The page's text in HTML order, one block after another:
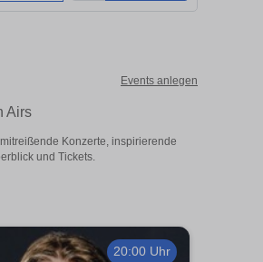
Events anlegen
Airs
Konzerte, inspirierende
und Tickets.
20:00 Uhr